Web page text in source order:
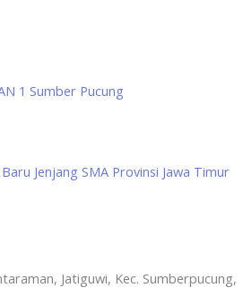
1 Sumber Pucung
Jenjang SMA Provinsi Jawa Timur
Jatiguwi, Kec. Sumberpucung,